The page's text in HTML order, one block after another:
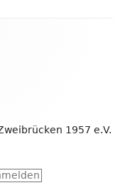
1957 e.V.